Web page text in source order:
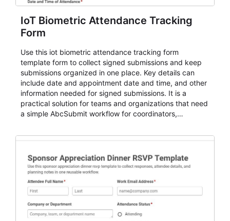
IoT Biometric Attendance Tracking
Form
Use this iot biometric attendance tracking form
template form to collect signed submissions and keep
submissions organized in one place. Key details can
include date and appointment date and time, and other
information needed for signed submissions. It is a
practical solution for teams and organizations that need
a simple AbcSubmit workflow for coordinators,